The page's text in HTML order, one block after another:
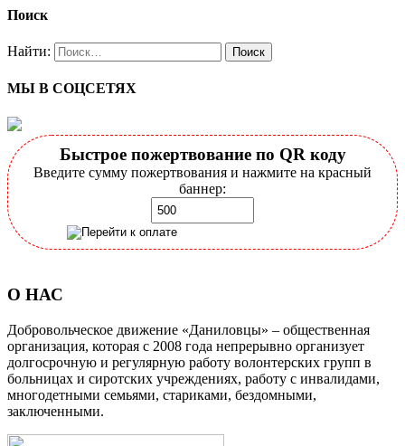
Поиск
Найти:
МЫ В СОЦСЕТЯХ
Быстрое пожертвование по QR коду
Введите сумму пожертвования и нажмите на красный
баннер:
О НАС
Добровольческое движение «Даниловцы» – общественная
организация, которая с 2008 года непрерывно организует
долгосрочную и регулярную работу волонтерских групп в
больницах и сиротских учреждениях, работу с инвалидами,
многодетными семьями, стариками, бездомными,
заключенными.